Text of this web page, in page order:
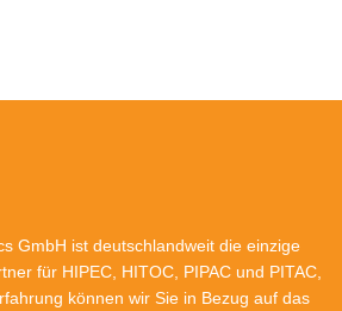
GmbH ist deutschlandweit die einzige
für HIPEC, HITOC, PIPAC und PITAC,
können wir Sie in Bezug auf das